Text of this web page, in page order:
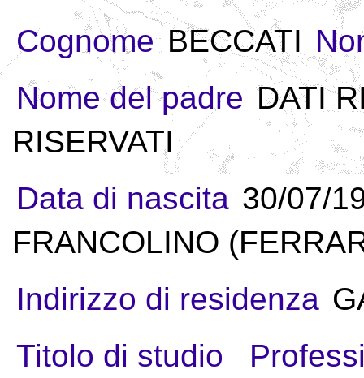
Cognome BECCATI
Nome del padre DATI
RISERVATI
Data di nascita 30/07/
FRANCOLINO
Indirizzo di residenza
Titolo di studio